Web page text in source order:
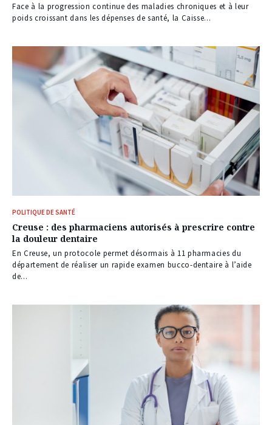
Face à la progression continue des maladies chroniques et à leur
poids croissant dans les dépenses de santé, la Caisse...
POLITIQUE DE SANTÉ
Creuse : des pharmaciens autorisés à prescrire contre
la douleur dentaire
En Creuse, un protocole permet désormais à 11 pharmacies du
département de réaliser un rapide examen bucco-dentaire à l’aide
de...